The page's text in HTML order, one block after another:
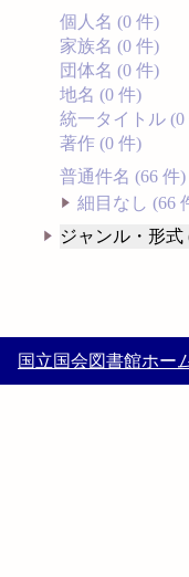
個人名 (0 件)
家族名 (0 件)
団体名 (0 件)
地名 (0 件)
統一タイトル (0
著作 (0 件)
普通件名 (66 件)
細目なし (66
ジャンル・形式
国立国会図書館ホー